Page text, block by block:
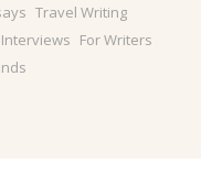
Travel Writing
Interviews For Writers